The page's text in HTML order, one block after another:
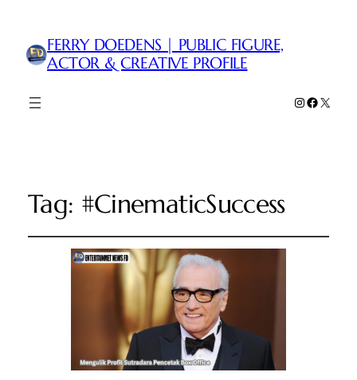
FERRY DOEDENS | PUBLIC FIGURE,
ACTOR & CREATIVE PROFILE
Instagram
Facebook
X
Tag: #CinematicSuccess